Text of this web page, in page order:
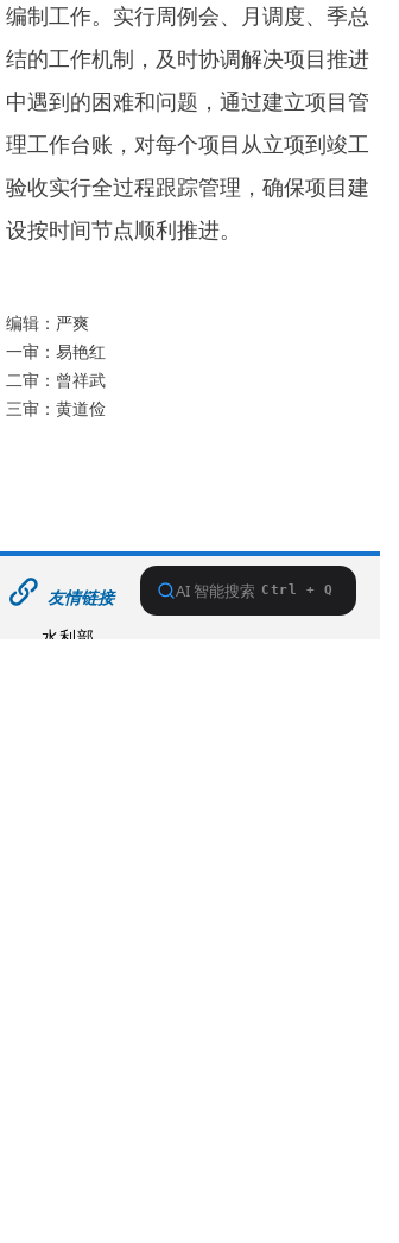
编制工作。实行周例会、月调度、季总
结的工作机制，及时协调解决项目推进
中遇到的困难和问题，通过建立项目管
理工作台账，对每个项目从立项到竣工
验收实行全过程跟踪管理，确保项目建
设按时间节点顺利推进。
编辑：严爽
一审：易艳红
二审：曾祥武
三审：黄道俭
友情链接
水利部